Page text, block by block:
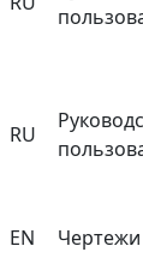
RU
EN Чертежи